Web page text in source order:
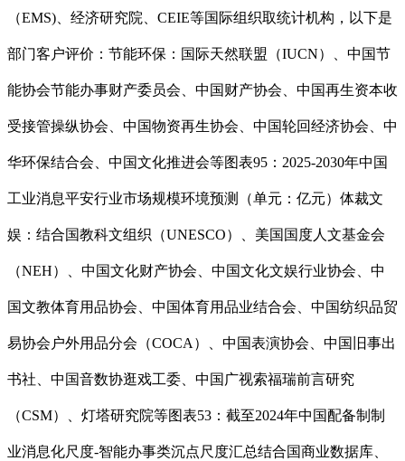
（EMS)、经济研究院、CEIE等国际组织取统计机构，以下是
部门客户评价：节能环保：国际天然联盟（IUCN）、中国节
能协会节能办事财产委员会、中国财产协会、中国再生资本收
受接管操纵协会、中国物资再生协会、中国轮回经济协会、中
华环保结合会、中国文化推进会等图表95：2025-2030年中国
工业消息平安行业市场规模环境预测（单元：亿元）体裁文
娱：结合国教科文组织（UNESCO）、美国国度人文基金会
（NEH）、中国文化财产协会、中国文化文娱行业协会、中
国文教体育用品协会、中国体育用品业结合会、中国纺织品贸
易协会户外用品分会（COCA）、中国表演协会、中国旧事出
书社、中国音数协逛戏工委、中国广视索福瑞前言研究
（CSM）、灯塔研究院等图表53：截至2024年中国配备制制
业消息化尺度-智能办事类沉点尺度汇总结合国商业数据库、